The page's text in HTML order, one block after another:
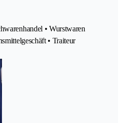
• Wurstwaren
• Traiteur